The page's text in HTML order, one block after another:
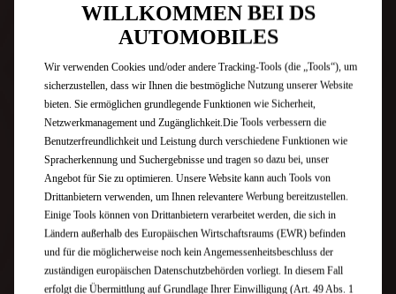
DS 3 HYBRID: Kraftstoffverbrauch 5,0 l/100 km; CO2-
Emission 112 g/km; CO2-Klasse: C
DS 3 E-TENSE: Energieverbrauch 15,5-15,6 kWh/100 km;
CO2-Emission 0 g/km; CO2-Klasse: A
WILLKOMMEN BEI DS
AUTOMOBILES
Wir verwenden Cookies und/oder andere Tracking-Tools (die „Tools“), um
sicherzustellen, dass wir Ihnen die bestmögliche Nutzung unserer Website
bieten. Sie ermöglichen grundlegende Funktionen wie Sicherheit,
Netzwerkmanagement und Zugänglichkeit.Die Tools verbessern die
Benutzerfreundlichkeit und Leistung durch verschiedene Funktionen wie
Spracherkennung und Suchergebnisse und tragen so dazu bei, unser
Angebot für Sie zu optimieren. Unsere Website kann auch Tools von
Drittanbietern verwenden, um Ihnen relevantere Werbung bereitzustellen.
Einige Tools können von Drittanbietern verarbeitet werden, die sich in
Ländern außerhalb des Europäischen Wirtschaftsraums (EWR) befinden
und für die möglicherweise noch kein Angemessenheitsbeschluss der
zuständigen europäischen Datenschutzbehörden vorliegt. In diesem Fall
erfolgt die Übermittlung auf Grundlage Ihrer Einwilligung (Art. 49 Abs. 1